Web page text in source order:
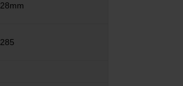
28mm
285